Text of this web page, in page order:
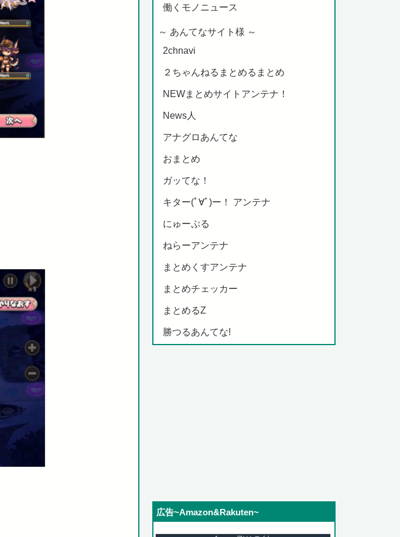
働くモノニュース
～ あんてなサイト様 ～
2chnavi
２ちゃんねるまとめるまとめ
NEWまとめサイトアンテナ！
News人
アナグロあんてな
おまとめ
ガッてな！
キター(ﾟ∀ﾟ)ー！ アンテナ
にゅーぷる
ねらーアンテナ
まとめくすアンテナ
まとめチェッカー
まとめるZ
勝つるあんてな!
広告~Amazon&Rakuten~